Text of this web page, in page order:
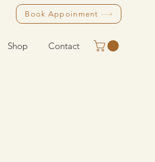
Book Appoinment
Shop Contact